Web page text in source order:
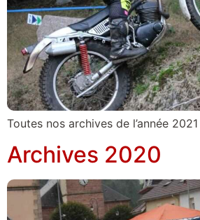
Toutes nos archives de l’année 2021
Archives 2020